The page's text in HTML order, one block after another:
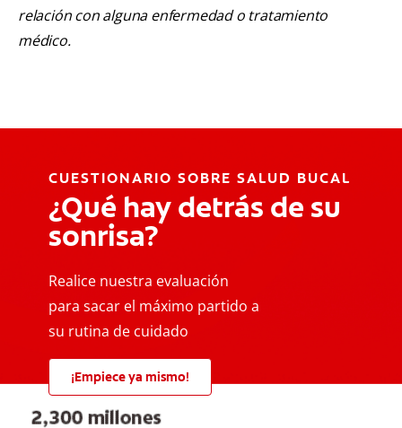
relación con alguna enfermedad o tratamiento
médico.
CUESTIONARIO SOBRE SALUD BUCAL
¿Qué hay detrás de su
sonrisa?
Realice nuestra evaluación
para sacar el máximo partido a
su rutina de cuidado
¡Empiece ya mismo!